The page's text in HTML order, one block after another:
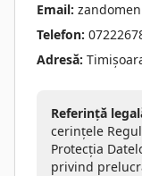
Email:
Telefon:
Adresă:
Referință
cerințele
Protecția
privind